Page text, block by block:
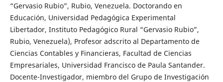
“Gervasio Rubio”, Rubio, Venezuela. Doctorando en
Educación, Universidad Pedagógica Experimental
Libertador, Instituto Pedagógico Rural “Gervasio Rubio”,
Rubio, Venezuela), Profesor adscrito al Departamento de
Ciencias Contables y Financieras, Facultad de Ciencias
Empresariales, Universidad Francisco de Paula Santander.
Docente-Investigador, miembro del Grupo de Investigación